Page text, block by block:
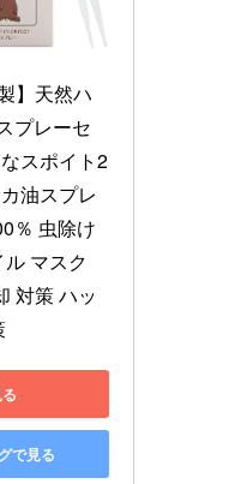
】天然ハ
プレーセ
スポイト2
油スプレ
％ 虫除け
マスク
対策 ハッ
で見る